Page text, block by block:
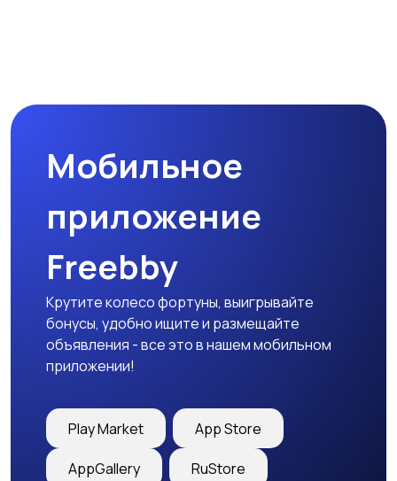
Мобильное
приложение
Freebby
Крутите колесо фортуны, выигрывайте
бонусы, удобно ищите и размещайте
объявления - все это в нашем мобильном
приложении!
Play Market App Store
AppGallery RuStore